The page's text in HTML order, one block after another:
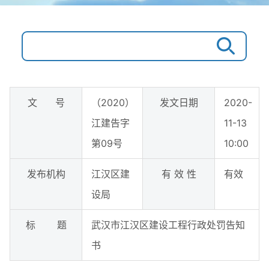
文 号
（2020）
江建告字
第09号
发文日期
2020-
11-13
10:00
发布机构
江汉区建
设局
有 效 性 有效
标 题
武汉市江汉区建设工程行政处罚告知
书